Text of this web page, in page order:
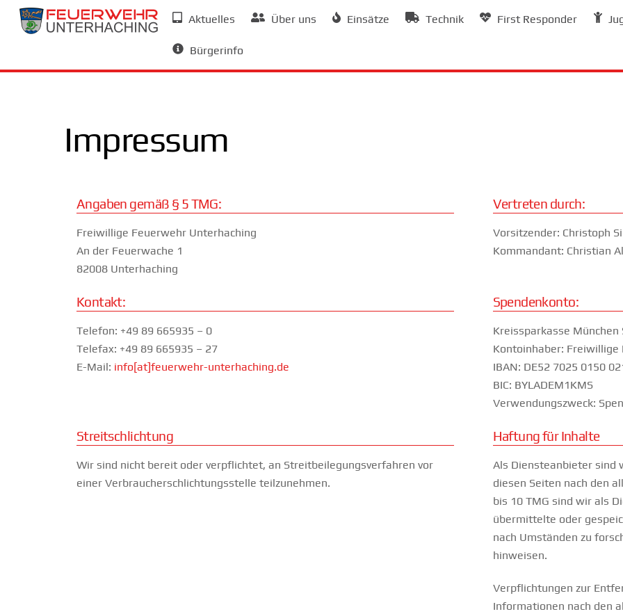
Skip
Aktuelles Über uns Einsätze Technik First Responder
Bürgerinfo
Impressum
Angaben gemäß § 5 TMG:
Freiwillige Feuerwehr Unterhaching
An der Feuerwache 1
82008 Unterhaching
Vertreten durch:
Vorsitzender: Christoph
Kommandant: Christian
Kontakt:
Telefon: +49 89 665935 – 0
Telefax: +49 89 665935 – 27
E-Mail: info[at]feuerwehr-unterhaching.de
Spendenkonto:
Kreissparkasse
Kontoinhaber:
IBAN: DE52 7025 0150
BIC: BYLADEM1KMS
Verwendungszweck:
Streitschlichtung
Wir sind nicht bereit oder verpflichtet, an Streitbeilegungsverfahren vor
einer Verbraucherschlichtungsstelle teilzunehmen.
Haftung für Inhalte
Als Diensteanbieter sind
diesen Seiten nach den
bis 10 TMG sind wir als
übermittelte oder
nach Umständen zu
hinweisen.
Verpflichtungen zur
Informationen nach den